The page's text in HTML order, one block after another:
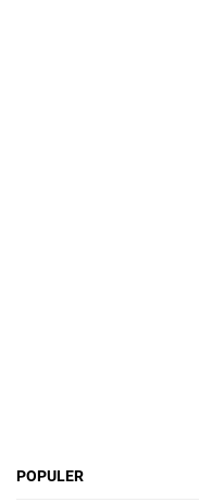
POPULER